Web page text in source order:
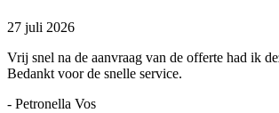
27 juli 2026
Vrij snel na de aanvraag van de offerte had ik
Bedankt voor de snelle service.
- Petronella Vos